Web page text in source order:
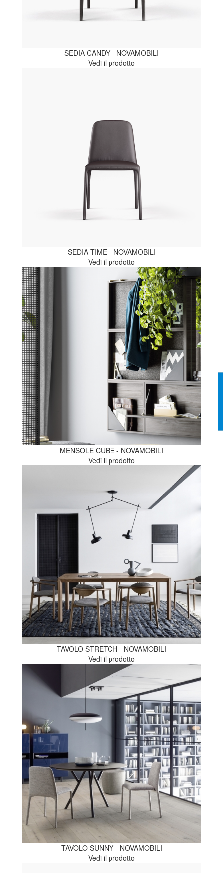
SEDIA CANDY - NOVAMOBILI
Vedi il prodotto
SEDIA TIME - NOVAMOBILI
Vedi il prodotto
MENSOLE CUBE - NOVAMOBILI
Vedi il prodotto
TAVOLO STRETCH - NOVAMOBILI
Vedi il prodotto
TAVOLO SUNNY - NOVAMOBILI
Vedi il prodotto